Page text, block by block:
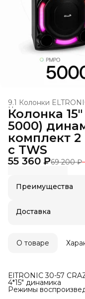
9.1 Колонки
Новая номенклатура
Главная ›
Колонка 15"
5000)
комплект 2
с TWS
55 360 ₽69 200 ₽−
Преимущества
Оплата частями в
Удобный возврат
Доставка
О товаре
ElTRONIC 30-57
4*15" динамика
Режимы